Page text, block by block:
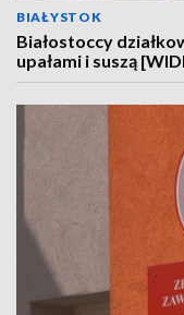
BIAŁYSTOK
Białostoccy
upałami i suszą